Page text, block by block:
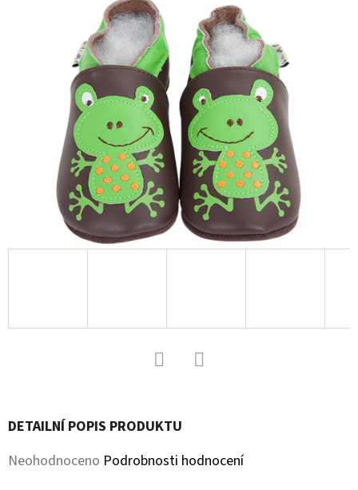
DETAILNÍ POPIS PRODUKTU
Průměrné
Neohodnoceno Podrobnosti hodnocení
HLEDAT
D
R
E
M
E